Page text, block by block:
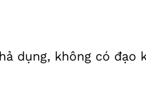
dụng, không có đạo